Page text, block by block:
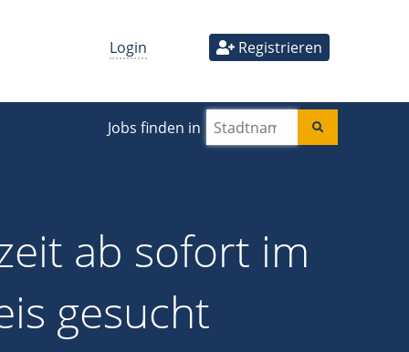
Login Registrieren
Jobs finden in
ab sofort im
gesucht